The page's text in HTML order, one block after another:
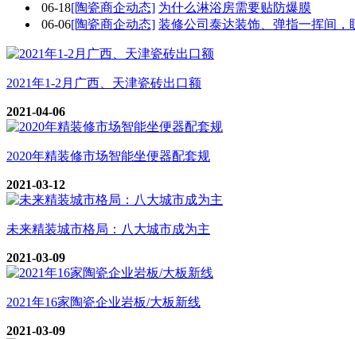
06-18[陶瓷商企动态] 为什么淋浴房需要贴防爆膜
06-06[陶瓷商企动态] 装修公司泰达装饰、弹指一挥间，
2021年1-2月广西、天津瓷砖出口额
2021-04-06
2020年精装修市场智能坐便器配套规
2021-03-12
未来精装城市格局：八大城市成为主
2021-03-09
2021年16家陶瓷企业岩板/大板新线
2021-03-09